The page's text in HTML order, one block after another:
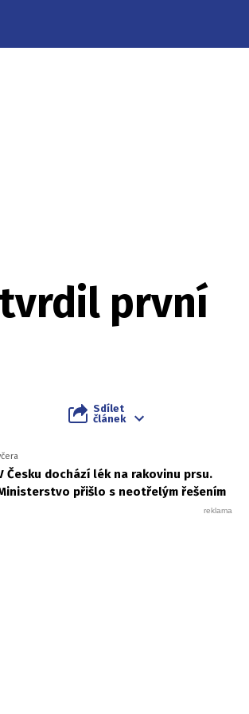
první
Sdílet
článek
Česku dochází lék na rakovinu prsu.
přišlo s neotřelým řešením